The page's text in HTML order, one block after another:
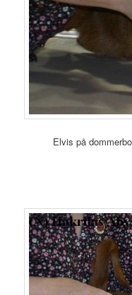
Elvis på